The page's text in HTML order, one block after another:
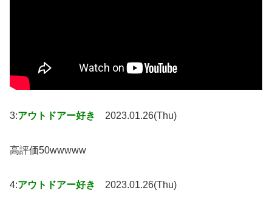
3:アウトドアー好き 2023.01.26(Thu)
高評価50wwwww
4:アウトドアー好き 2023.01.26(Thu)